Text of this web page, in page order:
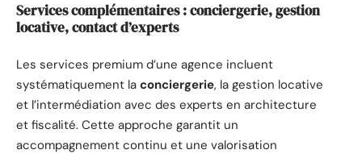
Services complémentaires : conciergerie, gestion
locative, contact d’experts
Les services premium d’une agence incluent
systématiquement la conciergerie, la gestion locative
et l’intermédiation avec des experts en architecture
et fiscalité. Cette approche garantit un
accompagnement continu et une valorisation